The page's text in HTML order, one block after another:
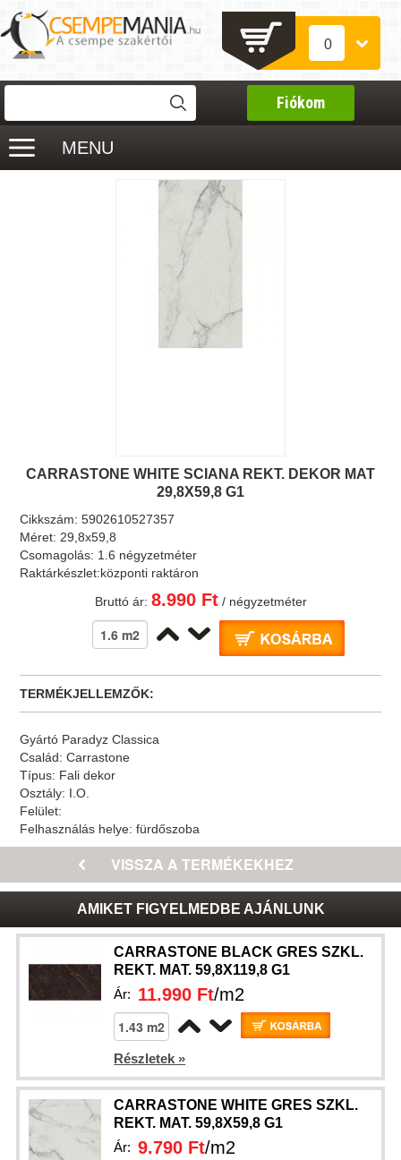
0
Fiókom
MENU
CARRASTONE WHITE SCIANA REKT. DEKOR MAT
29,8X59,8 G1
Cikkszám:5902610527357
Méret: 29,8x59,8
Csomagolás: 1.6 négyzetméter
Raktárkészlet:központi raktáron
Bruttó ár: 8.990 Ft/ négyzetméter
TERMÉKJELLEMZŐK:
Gyártó Paradyz Classica
Család:Carrastone
Típus: Fali dekor
Osztály: I.O.
Felület:
Felhasználás helye:fürdőszoba
AMIKET FIGYELMEDBE AJÁNLUNK
CARRASTONE BLACK GRES SZKL.
REKT. MAT. 59,8X119,8 G1
Ár: 11.990 Ft/m2
Részletek »
CARRASTONE WHITE GRES SZKL.
REKT. MAT. 59,8X59,8 G1
Ár:9.790 Ft/m2